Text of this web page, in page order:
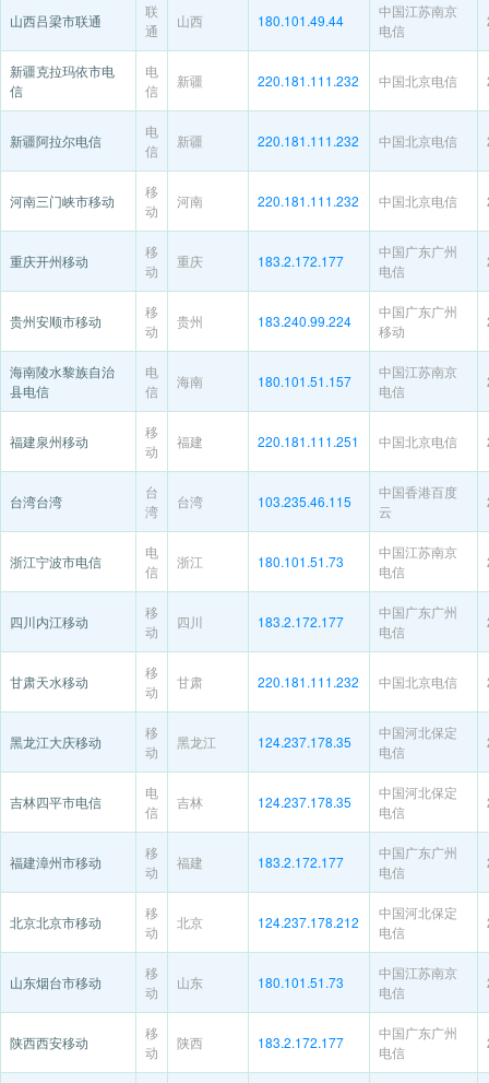
山西吕梁市联通
联
通
山西 180.101.49.44
中国江苏南京
电信
新疆克拉玛依市电
信
电
信
新疆 220.181.111.232 中国北京电信
新疆阿拉尔电信
电
信
新疆 220.181.111.232 中国北京电信
河南三门峡市移动
移
动
河南 220.181.111.232 中国北京电信
重庆开州移动
移
动
重庆 183.2.172.177
中国广东广州
电信
贵州安顺市移动
移
动
贵州 183.240.99.224
中国广东广州
移动
海南陵水黎族自治
县电信
电
信
海南 180.101.51.157
中国江苏南京
电信
福建泉州移动
移
动
福建 220.181.111.251 中国北京电信
台湾台湾
台
湾
台湾 103.235.46.115
中国香港百度
云
浙江宁波市电信
电
信
浙江 180.101.51.73
中国江苏南京
电信
四川内江移动
移
动
四川 183.2.172.177
中国广东广州
电信
甘肃天水移动
移
动
甘肃 220.181.111.232 中国北京电信
黑龙江大庆移动
移
动
黑龙江 124.237.178.35
中国河北保定
电信
吉林四平市电信
电
信
吉林 124.237.178.35
中国河北保定
电信
福建漳州市移动
移
动
福建 183.2.172.177
中国广东广州
电信
北京北京市移动
移
动
北京 124.237.178.212
中国河北保定
电信
山东烟台市移动
移
动
山东 180.101.51.73
中国江苏南京
电信
陕西西安移动
移
动
陕西 183.2.172.177
中国广东广州
电信